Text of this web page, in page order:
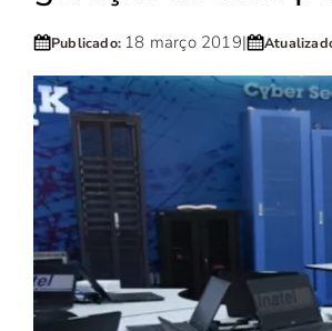
Publicado: 18 março 2019|